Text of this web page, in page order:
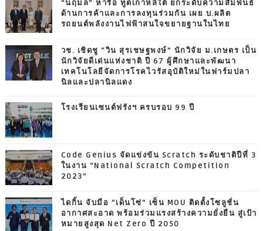
“นฤมล” หารือ ทูตเกาหลีใต้ ยกระดับความสัมพันธ์
ด้านการค้าและการลงทุนร่วมกัน เผย บ.ผลิต
รถยนต์พลังงานไฟฟ้าสนใจขยายฐานในไทย
วช. เชิดชู “วิน สุรเชษฐพงษ์” นักวิจัย ม.เกษตร เป็น
นักวิจัยดีเด่นแห่งชาติ ปี 67 ผู้ศึกษาและพัฒนา
เทคโนโลยีจัดการโรคไวรัสอุบัติใหม่ในฟาร์มปลา
นิลและปลานิลแดง
โรงเรียนเซนต์ฟรังฯ ครบรอบ 99 ปี
Code Genius จัดแข่งขัน Scratch ระดับชาติปีที่ 3
ในงาน “National Scratch Competition
2023”
ไดกิ้น จับมือ “เด็นโซ่” เซ็น MOU ติดตั้งโซลูชั่น
อากาศสะอาด พร้อมร่วมแรงสร้างความยั่งยืน สู่เป้า
หมายสูงสุด Net Zero ปี 2050